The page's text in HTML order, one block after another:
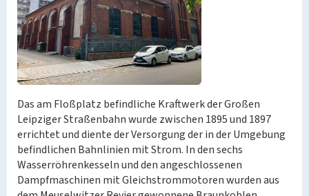
Das am Floßplatz befindliche Kraftwerk der Großen
Leipziger Straßenbahn wurde zwischen 1895 und 1897
errichtet und diente der Versorgung der in der Umgebung
befindlichen Bahnlinien mit Strom. In den sechs
Wasserröhrenkesseln und den angeschlossenen
Dampfmaschinen mit Gleichstrommotoren wurden aus